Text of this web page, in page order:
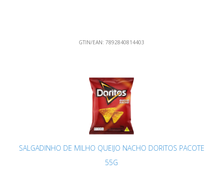
GTIN/EAN: 7892840814403
SALGADINHO DE MILHO QUEIJO NACHO DORITOS PACOTE
55G